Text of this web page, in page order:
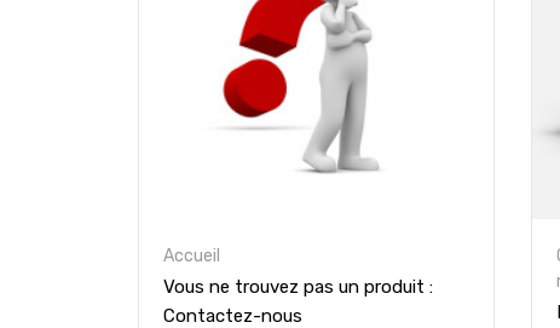
Accueil
Vous ne trouvez pas un produit :
Contactez-nous